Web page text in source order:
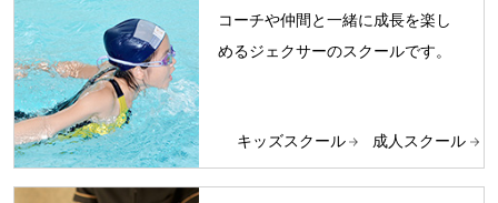
コーチや仲間と一緒に成長を楽し
めるジェクサーのスクールです。
キッズスクール 成人スクール